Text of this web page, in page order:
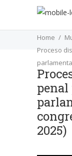
Home
Proceso
2025)